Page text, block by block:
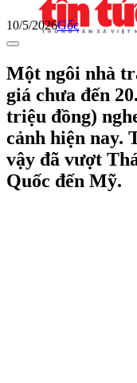
10/5/2026Gốc
Một ngôi nhà
giá chưa đến
triệu đồng)
cảnh hiện nay.
vậy đã vượt
Quốc đến Mỹ.